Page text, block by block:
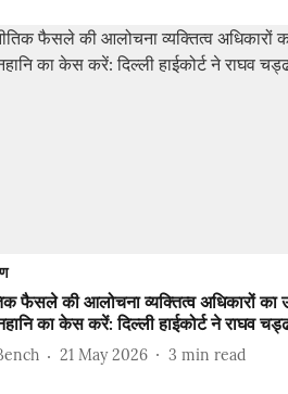
फैसले की आलोचना व्यक्तित्व अधिकारों का
का केस करें: दिल्ली हाईकोर्ट ने राघव
21 May 2026 3 min read